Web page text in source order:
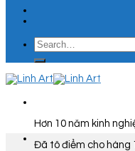
Search
for:
Hơn 10 năm kinh
Đã tô điểm cho hàng